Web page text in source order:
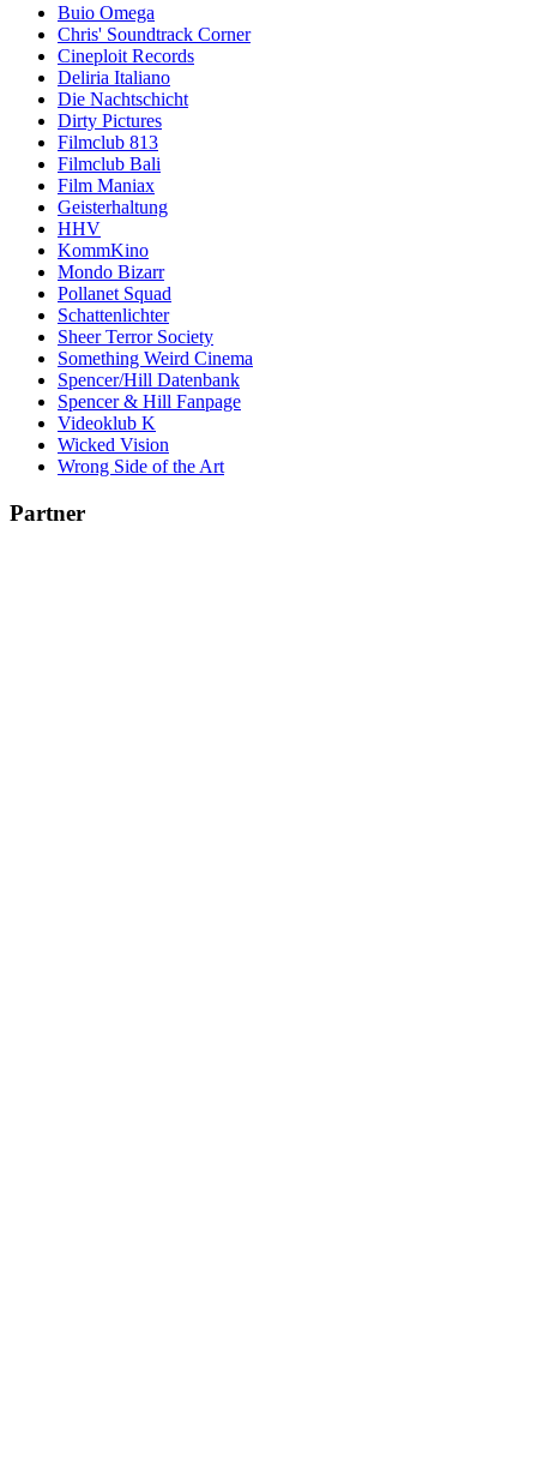
Buio Omega
Chris' Soundtrack Corner
Cineploit Records
Deliria Italiano
Die Nachtschicht
Dirty Pictures
Filmclub 813
Filmclub Bali
Film Maniax
Geisterhaltung
HHV
KommKino
Mondo Bizarr
Pollanet Squad
Schattenlichter
Sheer Terror Society
Something Weird Cinema
Spencer/Hill Datenbank
Spencer & Hill Fanpage
Videoklub K
Wicked Vision
Wrong Side of the Art
Partner